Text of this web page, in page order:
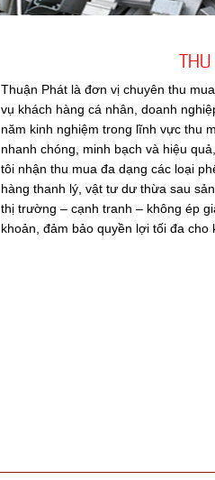
Thuận Phát là đơn vị chuyên thu
vụ khách hàng cá nhân, doanh
năm kinh nghiệm trong lĩnh vực thu
nhanh chóng, minh bạch và hiệu
tôi nhận thu mua đa dạng các loại
hàng thanh lý, vật tư dư thừa sau
thị trường – cạnh tranh – không ép
khoản, đảm bảo quyền lợi tối đa cho